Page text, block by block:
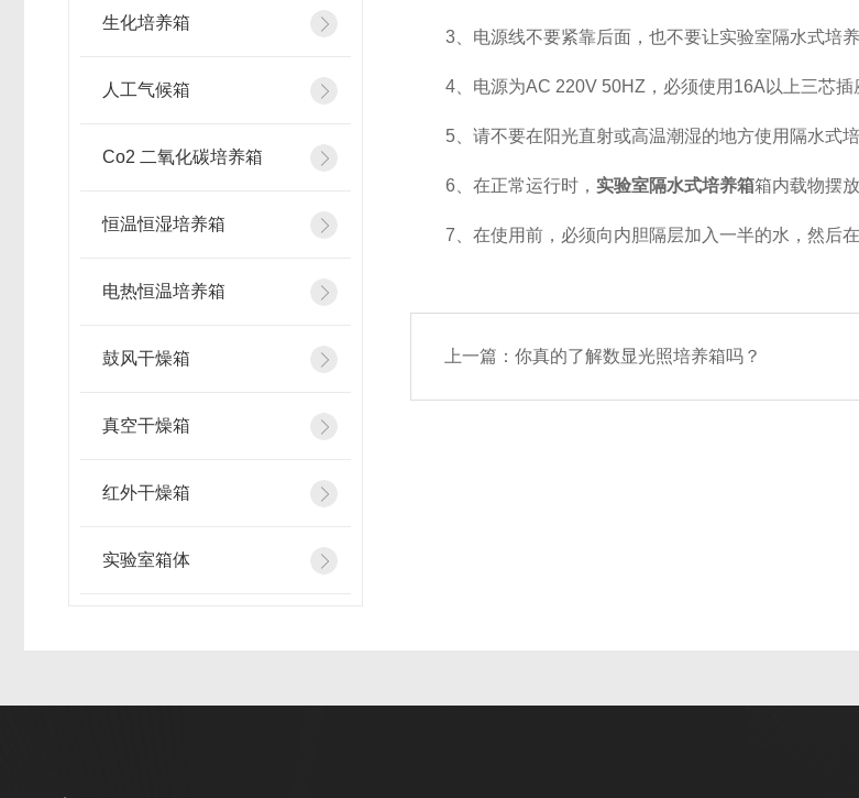
生化培养箱
人工气候箱
Co2 二氧化碳培养箱
恒温恒湿培养箱
电热恒温培养箱
鼓风干燥箱
真空干燥箱
红外干燥箱
实验室箱体
3、电源线不要紧靠后面，也不要让实验室隔水式培养
4、电源为AC 220V 50HZ，必须使用16A以上三芯插
5、请不要在阳光直射或高温潮湿的地方使用隔水式培
6、在正常运行时， 实验室隔水式培养箱箱内载物摆
7、在使用前，必须向内胆隔层加入一半的水，然后在
上一篇：你真的了解数显光照培养箱吗？